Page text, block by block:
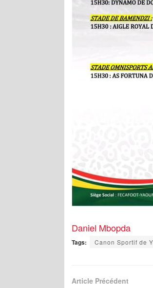
Daniel Mbopda
Tags: Canon Sportif de
Article Précédent